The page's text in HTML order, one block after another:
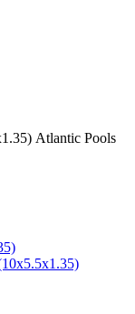
Atlantic Pools